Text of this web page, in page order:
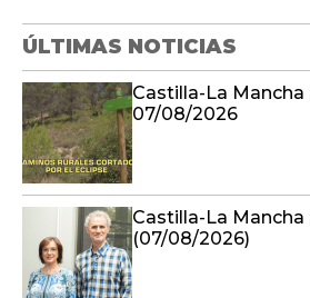
ÚLTIMAS NOTICIAS
Castilla-La Mancha
07/08/2026
Castilla-La Mancha
(07/08/2026)